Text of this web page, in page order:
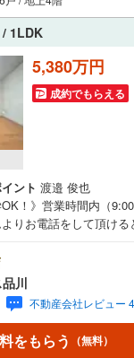
/ 1LDK
5,380万円
成約でもらえる
ント 渡邉 俊也
OK！》営業時間内（
りお電話をして頂け
キャンペーン対象店舗
ボーナスライトがもら
ャンペーン」の対象に
予約をする」ボタンか
Yahoo！ JAPAN IDでロ
ナスライトは出金と譲
川
不動産会社レビュー
をもらう （無料）